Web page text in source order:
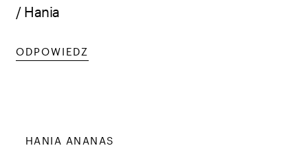
/ Hania
ODPOWIEDZ
HANIA ANANAS